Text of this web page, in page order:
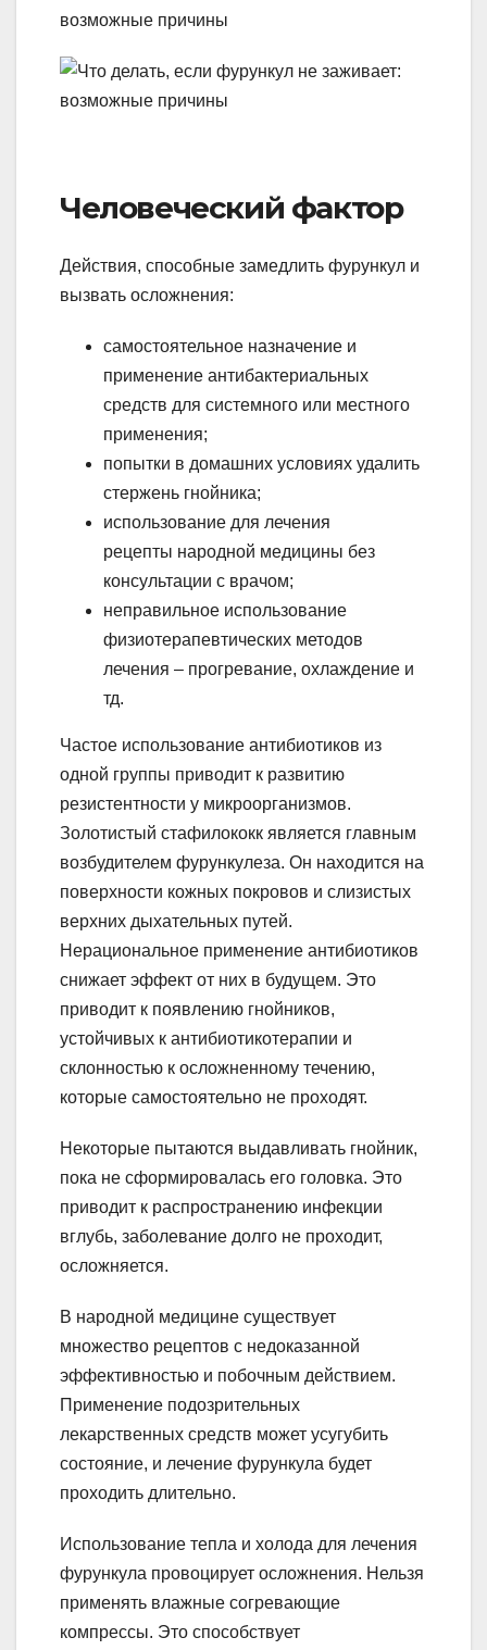
Человеческий фактор
Действия, способные замедлить фурункул и
вызвать осложнения:
самостоятельное назначение и
применение антибактериальных
средств для системного или местного
применения;
попытки в домашних условиях удалить
стержень гнойника;
использование для лечения
рецепты народной медицины без
консультации с врачом;
неправильное использование
физиотерапевтических методов
лечения – прогревание, охлаждение и
тд.
Частое использование антибиотиков из
одной группы приводит к развитию
резистентности у микроорганизмов.
Золотистый стафилококк является главным
возбудителем фурункулеза. Он находится на
поверхности кожных покровов и слизистых
верхних дыхательных путей.
Нерациональное применение антибиотиков
снижает эффект от них в будущем. Это
приводит к появлению гнойников,
устойчивых к антибиотикотерапии и
склонностью к осложненному течению,
которые самостоятельно не проходят.
Некоторые пытаются выдавливать гнойник,
пока не сформировалась его головка. Это
приводит к распространению инфекции
вглубь, заболевание долго не проходит,
осложняется.
В народной медицине существует
множество рецептов с недоказанной
эффективностью и побочным действием.
Применение подозрительных
лекарственных средств может усугубить
состояние, и лечение фурункула будет
проходить длительно.
Использование тепла и холода для лечения
фурункула провоцирует осложнения. Нельзя
применять влажные согревающие
компрессы. Это способствует